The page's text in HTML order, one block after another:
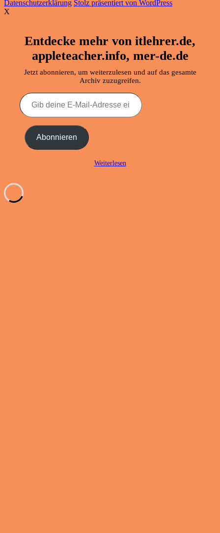
Datenschutzerklärung Stolz präsentiert von WordPress
X
Entdecke mehr von itlehrer.de,
appleteacher.info, mer-de.de
Jetzt abonnieren, um weiterzulesen und auf das gesamte
Archiv zuzugreifen.
Gib
deine
E-
Adresse
ein ... Abonnieren
Weiterlesen